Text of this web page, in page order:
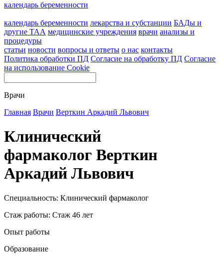
календарь беременности
календарь беременности лекарства и субстанции БАДы и
другие ТАА медицинские учреждения врачи анализы и
процедуры
статьи новости вопросы и ответы о нас контакты
Политика обработки ПД Согласие на обработку ПД Согласие
на использование Cookie
Врачи
Главная Врачи Верткин Аркадий Львович
Клинический
фармаколог Верткин
Аркадий Львович
Специальность: Клинический фармаколог
Стаж работы: Стаж 46 лет
Опыт работы
Образование